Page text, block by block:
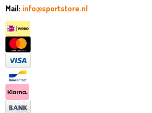
Mail: info@sportstore.nl